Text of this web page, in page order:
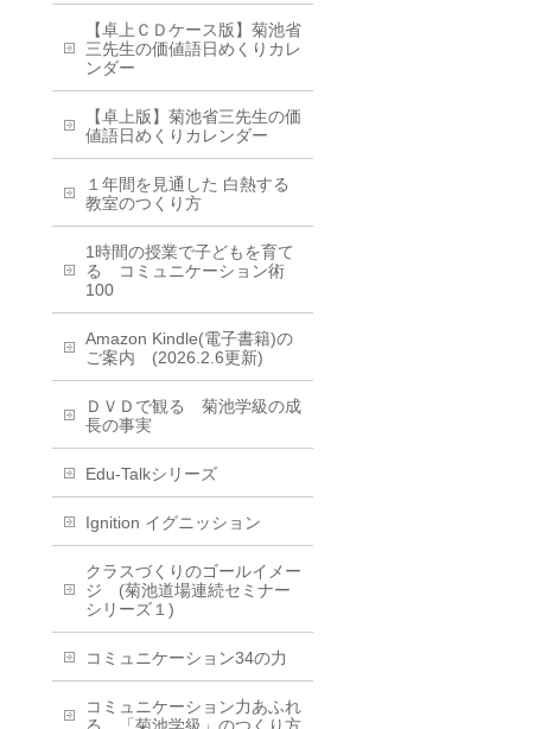
【卓上ＣＤケース版】菊池省
三先生の価値語日めくりカレ
ンダー
【卓上版】菊池省三先生の価
値語日めくりカレンダー
１年間を見通した 白熱する
教室のつくり方
1時間の授業で子どもを育て
る コミュニケーション術
100
Amazon Kindle(電子書籍)の
ご案内 (2026.2.6更新)
ＤＶＤで観る 菊池学級の成
長の事実
Edu-Talkシリーズ
Ignition イグニッション
クラスづくりのゴールイメー
ジ (菊池道場連続セミナー
シリーズ１)
コミュニケーション34の力
コミュニケーション力あふれ